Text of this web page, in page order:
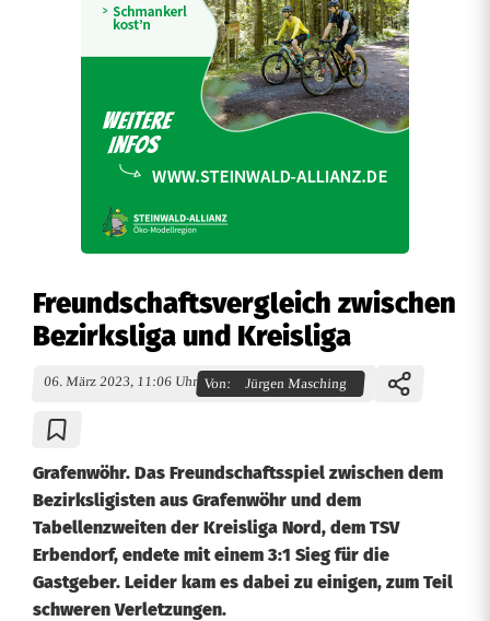
Freundschaftsvergleich zwischen
Bezirksliga und Kreisliga
06. März 2023, 11:06 Uhr Von: Jürgen Masching
Grafenwöhr. Das Freundschaftsspiel zwischen dem
Bezirksligisten aus Grafenwöhr und dem
Tabellenzweiten der Kreisliga Nord, dem TSV
Erbendorf, endete mit einem 3:1 Sieg für die
Gastgeber. Leider kam es dabei zu einigen, zum Teil
schweren Verletzungen.